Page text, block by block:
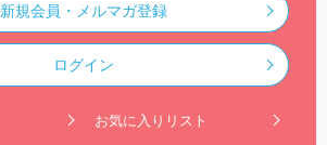
新規会員・メルマガ登録
ログイン
お気に入りリスト